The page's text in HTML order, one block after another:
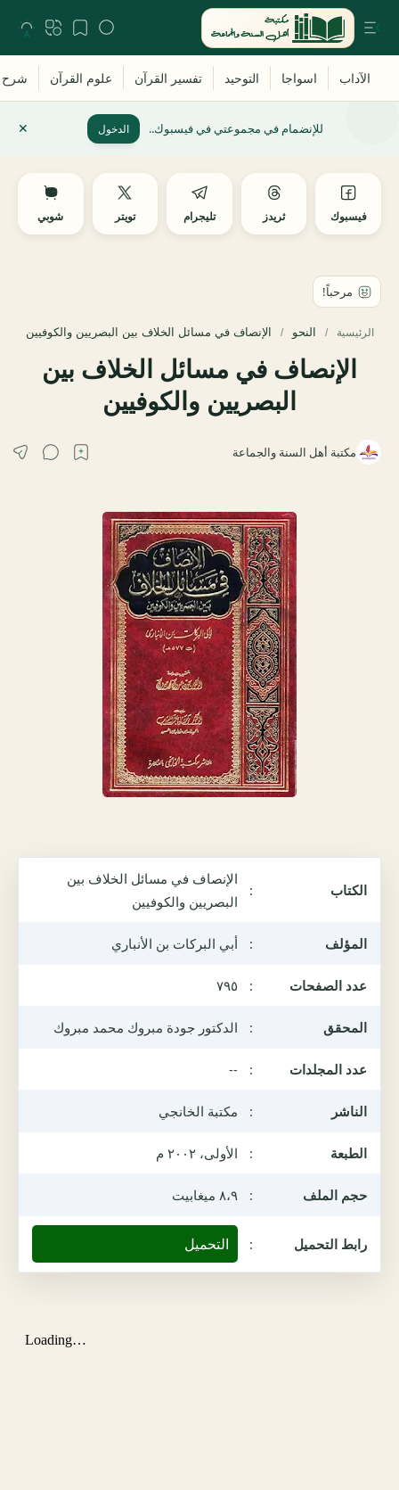
للإنضمام في مجموعتي في فيسبوك.. الدخول
فيسبوك ثريدز تليجرام تويتر شوبي
الرئيسية النحو
الإنصاف في مسائل الخلاف بين
البصريين والكوفيين
الكتاب :
الإنصاف في مسائل الخلاف بين
البصريين والكوفيين
المؤلف : أبي البركات بن الأنباري
عدد الصفحات : ٧٩٥
المحقق : الدكتور جودة مبروك محمد مبروك
عدد المجلدات :
--
الناشر : مكتبة الخانجي
الطبعة : الأولى، ٢٠٠٢ م
حجم الملف : ٨،٩ ميغابيت
رابط التحميل : التحميل